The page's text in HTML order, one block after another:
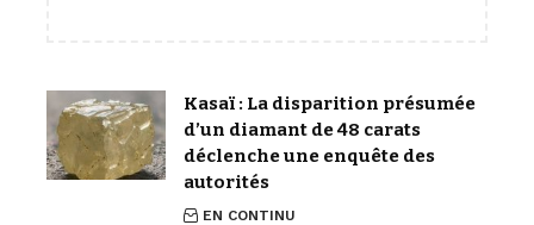
Kasaï : La disparition présumée
d’un diamant de 48 carats
déclenche une enquête des
autorités
EN CONTINU